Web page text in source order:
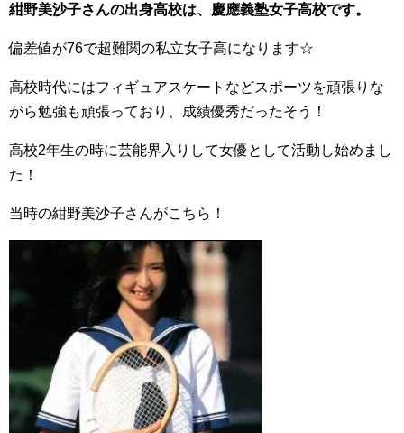
紺野美沙子さんの出身高校は、慶應義塾女子高校です。
偏差値が76で超難関の私立女子高になります☆
高校時代にはフィギュアスケートなどスポーツを頑張りな
がら勉強も頑張っており、成績優秀だったそう！
高校2年生の時に芸能界入りして女優として活動し始めまし
た！
当時の紺野美沙子さんがこちら！